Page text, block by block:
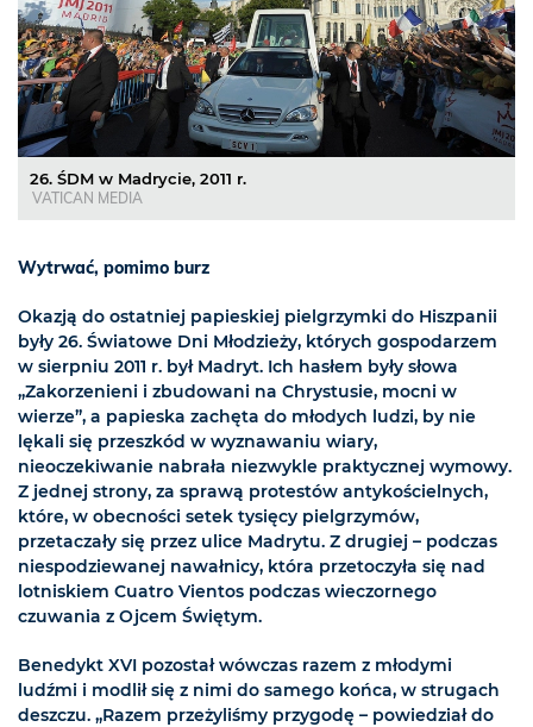
26. ŚDM w Madrycie, 2011 r.
VATICAN MEDIA
Wytrwać, pomimo burz
Okazją do ostatniej papieskiej pielgrzymki do Hiszpanii
były 26. Światowe Dni Młodzieży, których gospodarzem
w sierpniu 2011 r. był Madryt. Ich hasłem były słowa
„Zakorzenieni i zbudowani na Chrystusie, mocni w
wierze”, a papieska zachęta do młodych ludzi, by nie
lękali się przeszkód w wyznawaniu wiary,
nieoczekiwanie nabrała niezwykle praktycznej wymowy.
Z jednej strony, za sprawą protestów antykościelnych,
które, w obecności setek tysięcy pielgrzymów,
przetaczały się przez ulice Madrytu. Z drugiej – podczas
niespodziewanej nawałnicy, która przetoczyła się nad
lotniskiem Cuatro Vientos podczas wieczornego
czuwania z Ojcem Świętym.
Benedykt XVI pozostał wówczas razem z młodymi
ludźmi i modlił się z nimi do samego końca, w strugach
deszczu. „Razem przeżyliśmy przygodę – powiedział do